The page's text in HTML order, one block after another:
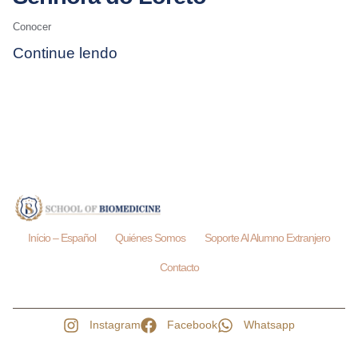
Conocer
Continue lendo
Início – Español Quiénes Somos Soporte Al Alumno Extranjero
Contacto
Instagram Facebook Whatsapp